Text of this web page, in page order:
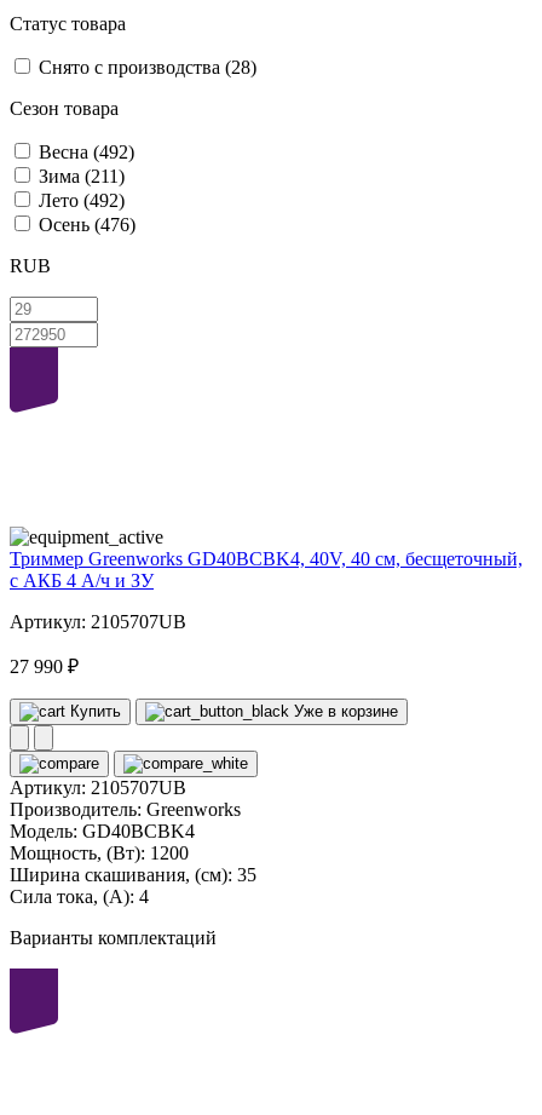
Статус товара
Снято с производства (28)
Сезон товара
Весна (492)
Зима (211)
Лето (492)
Осень (476)
RUB
Триммер Greenworks GD40BCBK4, 40V, 40 см, бесщеточный,
с АКБ 4 А/ч и ЗУ
Артикул: 2105707UB
27 990 ₽
Купить Уже в корзине
Артикул: 2105707UB
Производитель: Greenworks
Модель: GD40BCBK4
Мощность, (Вт): 1200
Ширина скашивания, (см): 35
Сила тока, (А): 4
Варианты комплектаций